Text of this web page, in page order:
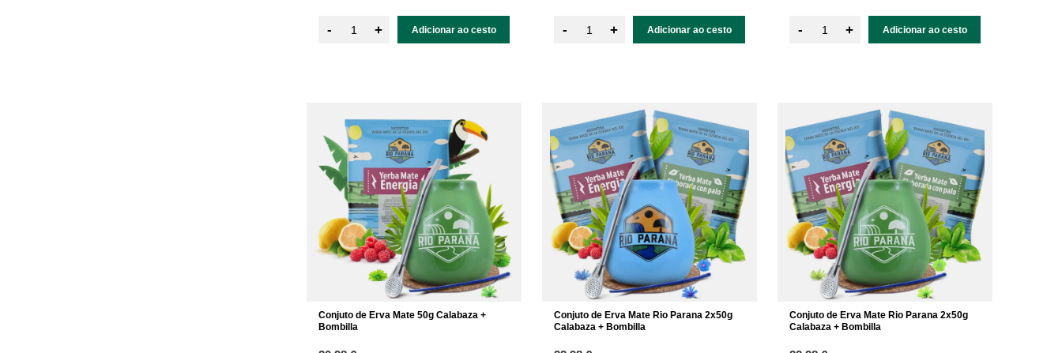
- + Adicionar ao cesto - + Adicionar ao cesto - + Adicionar ao cesto
Conjuto de Erva Mate 50g Calabaza +
Bombilla
Conjuto de Erva Mate Rio Parana 2x50g
Calabaza + Bombilla
Conjuto de Erva Mate Rio Parana 2x50g
Calabaza + Bombilla